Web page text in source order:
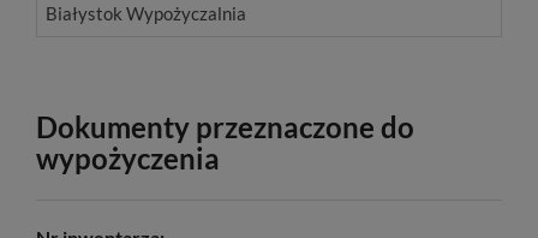
Białystok Wypożyczalnia
Dokumenty przeznaczone do
wypożyczenia